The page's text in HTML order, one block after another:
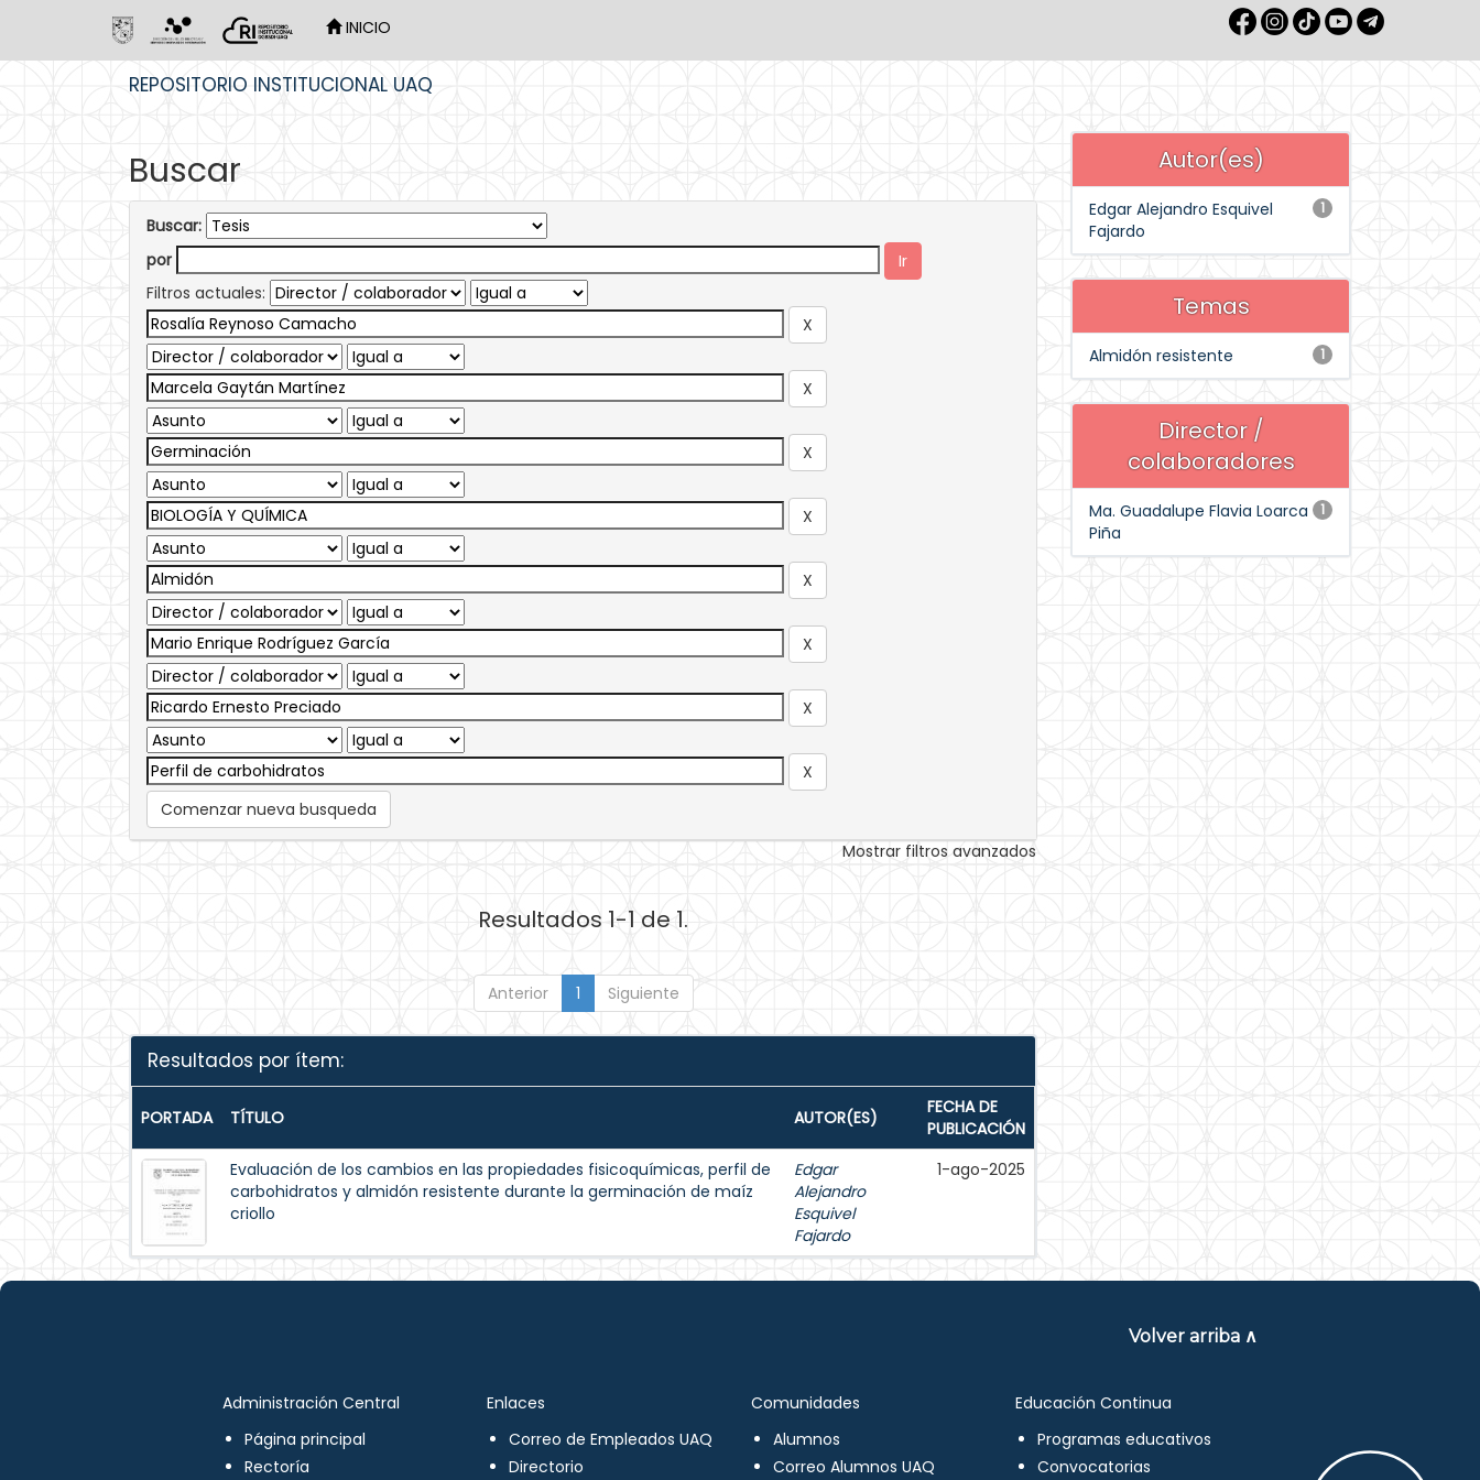
INICIO
REPOSITORIO INSTITUCIONAL UAQ
Buscar
Buscar:
por
Filtros actuales:
Comenzar nueva busqueda
Mostrar filtros avanzados
Resultados 1-1 de 1.
Anterior 1 Siguiente
Resultados por ítem:
PORTADA TÍTULO AUTOR(ES)
FECHA DE
PUBLICACIÓN
Evaluación de los cambios en las propiedades fisicoquímicas, perfil de
carbohidratos y almidón resistente durante la germinación de maíz
criollo
Edgar
Alejandro
Esquivel
Fajardo
1-ago-2025
Autor(es)
1
Edgar Alejandro Esquivel
Fajardo
Temas
1
Almidón resistente
Director /
colaboradores
1
Ma. Guadalupe Flavia Loarca
Piña
Volver arriba ∧
Administración Central
Página principal
Rectoría
Enlaces
Correo de Empleados UAQ
Directorio
Comunidades
Alumnos
Correo Alumnos UAQ
Educación Continua
Programas educativos
Convocatorias